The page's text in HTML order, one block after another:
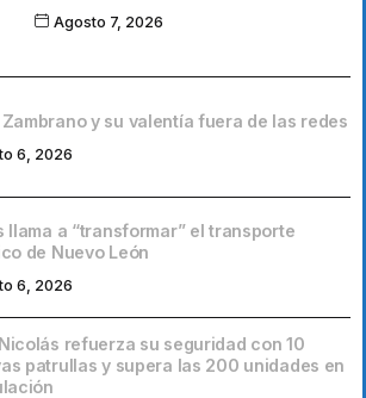
Agosto 7, 2026
Zambrano y su valentía fuera de las redes
6, 2026
llama a “transformar” el transporte
de Nuevo León
6, 2026
refuerza su seguridad con 10
patrullas y supera las 200 unidades en